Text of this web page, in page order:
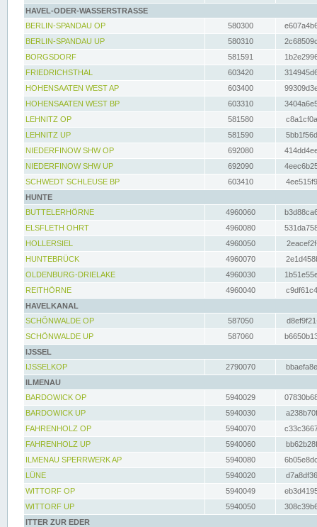
HAVEL-ODER-WASSERSTRASSE
BERLIN-SPANDAU OP
580300
BERLIN-SPANDAU UP
580310
BORGSDORF
581591
FRIEDRICHSTHAL
603420
HOHENSAATEN WEST AP
603400
HOHENSAATEN WEST BP
603310
LEHNITZ OP
581580
LEHNITZ UP
581590
NIEDERFINOW SHW OP
692080
NIEDERFINOW SHW UP
692090
SCHWEDT SCHLEUSE BP
603410
HUNTE
BUTTELERHÖRNE
4960060
ELSFLETH OHRT
4960080
HOLLERSIEL
4960050
HUNTEBRÜCK
4960070
OLDENBURG-DRIELAKE
4960030
REITHÖRNE
4960040
HAVELKANAL
SCHÖNWALDE OP
587050
SCHÖNWALDE UP
587060
IJSSEL
IJSSELKOP
2790070
ILMENAU
BARDOWICK OP
5940029
BARDOWICK UP
5940030
FAHRENHOLZ OP
5940070
FAHRENHOLZ UP
5940060
ILMENAU SPERRWERK AP
5940080
LÜNE
5940020
WITTORF OP
5940049
WITTORF UP
5940050
ITTER ZUR EDER